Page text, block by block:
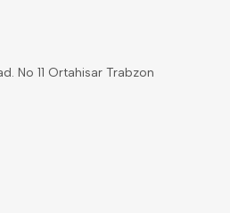
No 11 Ortahisar Trabzon